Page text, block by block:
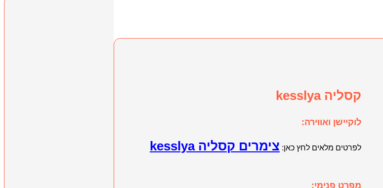
קסליה kesslya
לוקיישן ואווירה:
לפרטים מלאים לחץ כאן: צימרים קסליה kesslya
מפרט פנימי: